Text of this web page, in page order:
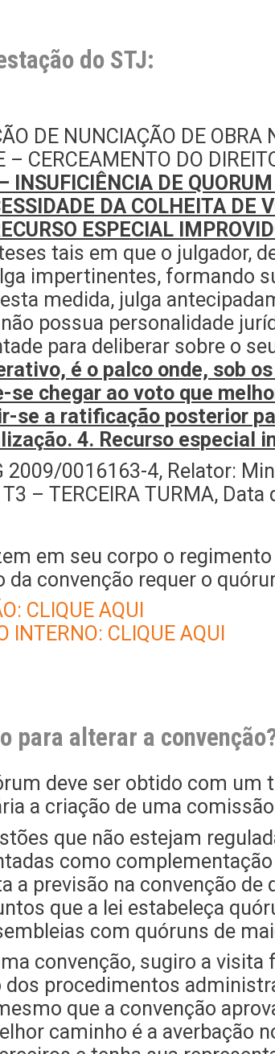
do STJ:
DE NUNCIAÇÃO DE
– CERCEAMENTO DO
INSUFICIÊNCIA DE
DA COLHEITA DE
ESPECIAL
tais em que o julgador,
impertinentes, formando
medida, julga
possua personalidade
para deliberar sobre o
é o palco onde, sob
chegar ao voto que
se a ratificação posterior
4. Recurso especial
2009/0016163-4, Relator:
– TERCEIRA TURMA,
em seu corpo o
convenção requer o
CLIQUE AQUI
INTERNO: CLIQUE AQUI
para alterar a
deve ser obtido com um
a criação de uma
que não estejam
como
a previsão na convenção
que a lei estabeleça
com quóruns de
convenção, sugiro a
dos procedimentos
que a convenção
caminho é a averbação